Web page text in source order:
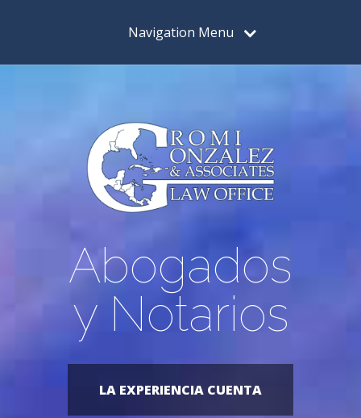
Navigation Menu
Abogados
y Notarios
LA EXPERIENCIA CUENTA